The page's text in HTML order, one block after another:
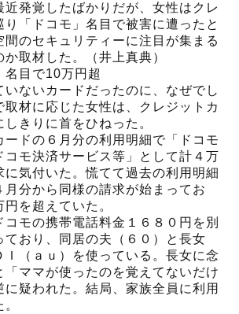
近発覚したばかりだが、女性はクレ
り「ドコモ」名目で被害に遭ったと
間のセキュリティーに注目が集まる
取材した。（井上真典）
目で10万円超
ないカードだったのに、なぜでし
取材に応じた女性は、クレジットカ
きりに首をひねった。
ドの６月分の利用明細で「ドコモ
コモ決済サービス等」として計４万
に気付いた。慌てて過去の利用明細
月分から同様の請求が始まってお
を超えていた。
モの携帯電話料金１６８０円を別
ており、同居の夫（６０）と長女
Ｉ（ａｕ）を使っている。長女に念
「ママが使ったのを覚えてないだけ
に疑われた。結局、家族全員に利用